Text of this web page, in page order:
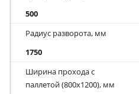
500
Радиус разворота, мм
1750
Ширина прохода с
паллетой (800х1200), мм